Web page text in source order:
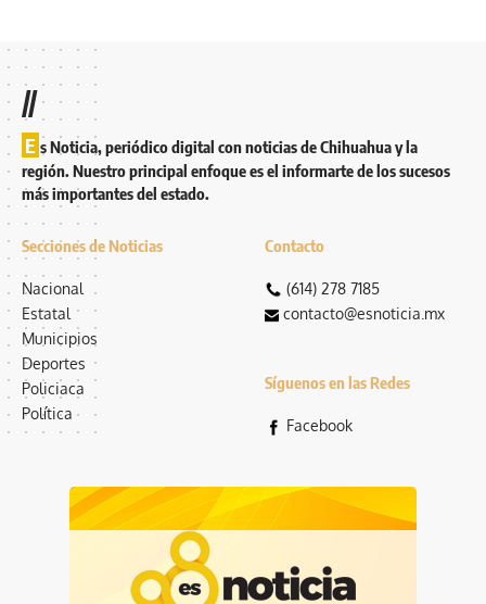
//
E s Noticia, periódico digital con noticias de Chihuahua y la
región. Nuestro principal enfoque es el informarte de los sucesos
más importantes del estado.
Secciones de Noticias
Nacional
Estatal
Municipios
Deportes
Policiaca
Política
Contacto
(614) 278 7185
contacto@esnoticia.mx
Síguenos en las Redes
Facebook